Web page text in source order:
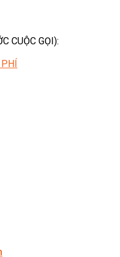
CUỘC GỌI):